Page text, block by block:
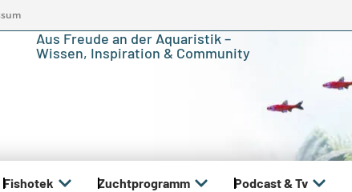
Aus Freude an der Aquaristik –
Wissen, Inspiration & Community
Fishotek Zuchtprogramm Podcast & Tv